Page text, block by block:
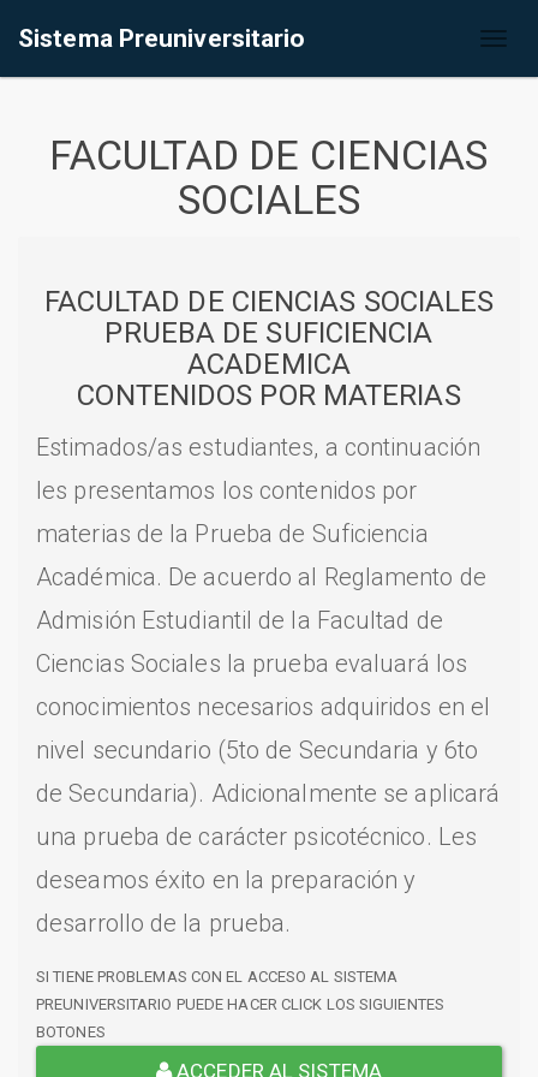
Sistema Preuniversitario
FACULTAD DE CIENCIAS
SOCIALES
FACULTAD DE CIENCIAS SOCIALES
PRUEBA DE SUFICIENCIA
ACADEMICA
CONTENIDOS POR MATERIAS
Estimados/as estudiantes, a continuación
les presentamos los contenidos por
materias de la Prueba de Suficiencia
Académica. De acuerdo al Reglamento de
Admisión Estudiantil de la Facultad de
Ciencias Sociales la prueba evaluará los
conocimientos necesarios adquiridos en el
nivel secundario (5to de Secundaria y 6to
de Secundaria). Adicionalmente se aplicará
una prueba de carácter psicotécnico. Les
deseamos éxito en la preparación y
desarrollo de la prueba.
SI TIENE PROBLEMAS CON EL ACCESO AL SISTEMA
PREUNIVERSITARIO PUEDE HACER CLICK LOS SIGUIENTES
BOTONES
ACCEDER AL SISTEMA